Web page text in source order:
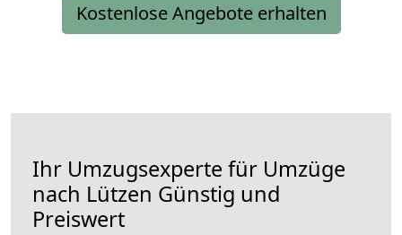
Kostenlose Angebote erhalten
Ihr Umzugsexperte für Umzüge
nach Lützen Günstig und
Preiswert